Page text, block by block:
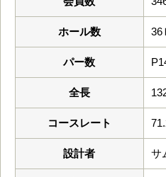
ホール数 36
パー数
全長
コースレート
設計者 サ